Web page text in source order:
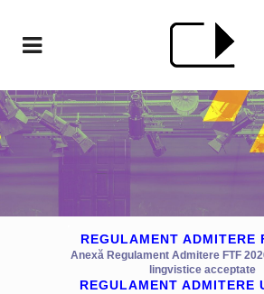
REGULAMENT ADMITERE
Anexă Regulament Admitere FTF
lingvistice acceptate
REGULAMENT ADMITERE